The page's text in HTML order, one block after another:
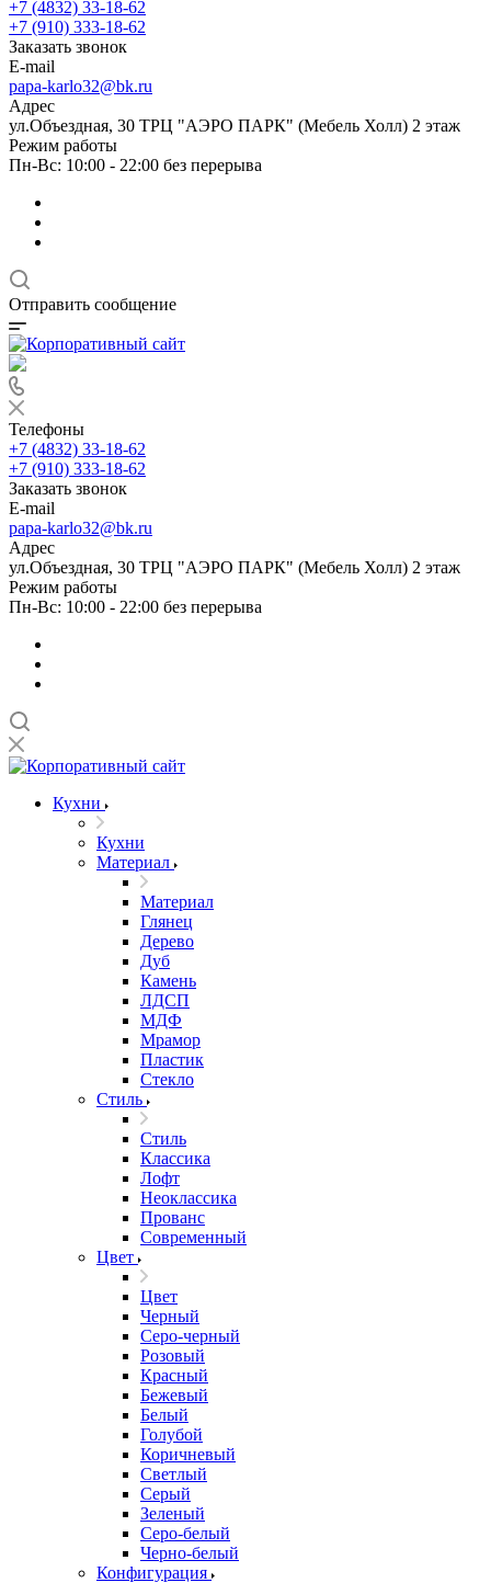
+7 (4832) 33-18-62
+7 (910) 333-18-62
Заказать звонок
E-mail
papa-karlo32@bk.ru
Адрес
ул.Объездная, 30 ТРЦ "АЭРО ПАРК" (Мебель Холл) 2 этаж
Режим работы
Пн-Вс: 10:00 - 22:00 без перерыва
Отправить сообщение
Телефоны
+7 (4832) 33-18-62
+7 (910) 333-18-62
Заказать звонок
E-mail
papa-karlo32@bk.ru
Адрес
ул.Объездная, 30 ТРЦ "АЭРО ПАРК" (Мебель Холл) 2 этаж
Режим работы
Пн-Вс: 10:00 - 22:00 без перерыва
Кухни
Кухни
Материал
Материал
Глянец
Дерево
Дуб
Камень
ЛДСП
МДФ
Мрамор
Пластик
Стекло
Стиль
Стиль
Классика
Лофт
Неоклассика
Прованс
Современный
Цвет
Цвет
Черный
Серо-черный
Розовый
Красный
Бежевый
Белый
Голубой
Коричневый
Светлый
Серый
Зеленый
Серо-белый
Черно-белый
Конфигурация